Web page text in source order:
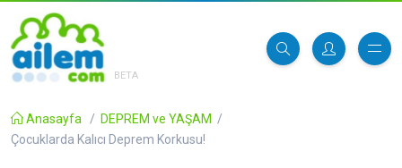
BETA
Anasayfa / DEPREM ve YAŞAM /
Çocuklarda Kalıcı Deprem Korkusu!